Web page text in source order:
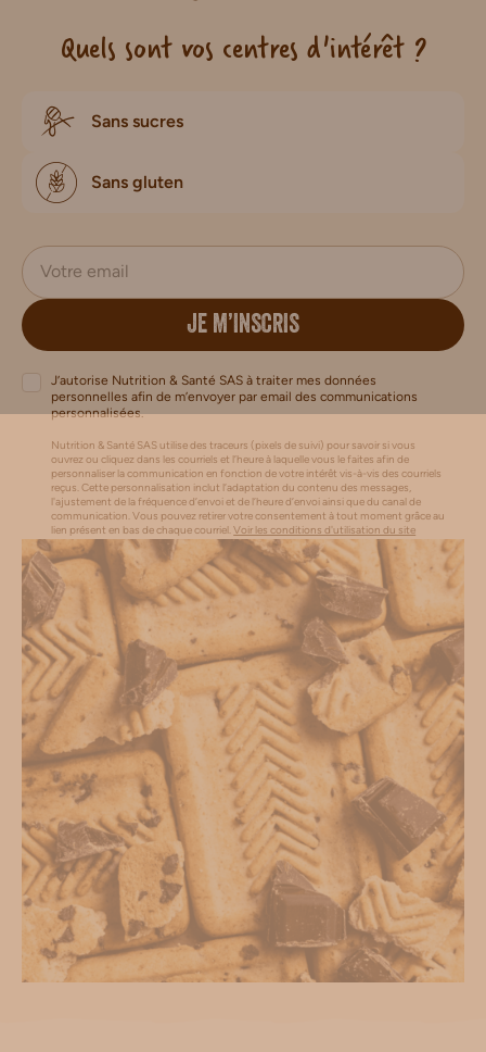
Quels sont vos centres d'intérêt ?
Sans sucres
Sans gluten
JE M’INSCRIS
J’autorise Nutrition & Santé SAS à traiter mes données
personnelles afin de m’envoyer par email des communications
personnalisées.
Nutrition & Santé SAS utilise des traceurs (pixels de suivi) pour savoir si vous
ouvrez ou cliquez dans les courriels et l’heure à laquelle vous le faites afin de
personnaliser la communication en fonction de votre intérêt vis-à-vis des courriels
reçus. Cette personnalisation inclut l’adaptation du contenu des messages,
l'ajustement de la fréquence d’envoi et de l’heure d’envoi ainsi que du canal de
communication. Vous pouvez retirer votre consentement à tout moment grâce au
lien présent en bas de chaque courriel.Voir les conditions d'utilisation du site